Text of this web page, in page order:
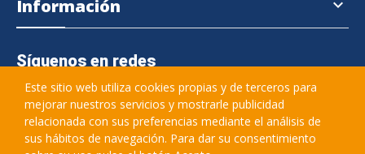
Información 
Síguenos en redes
645 364 457
Este sitio web utiliza cookies propias y de terceros para
mejorar nuestros servicios y mostrarle publicidad
relacionada con sus preferencias mediante el análisis de
sus hábitos de navegación. Para dar su consentimiento